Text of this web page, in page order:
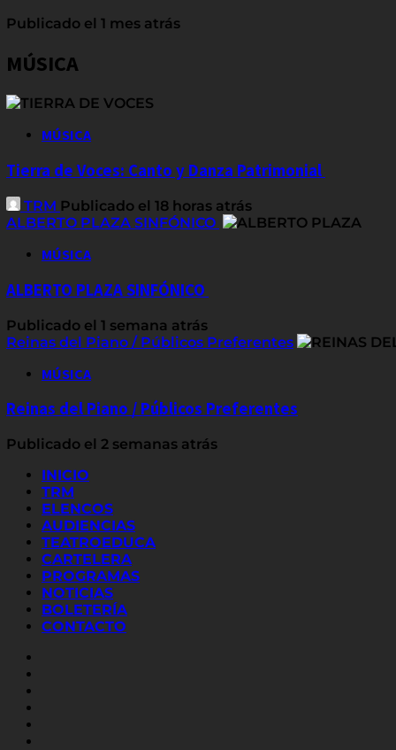
Publicado el 1 mes atrás
MÚSICA
MÚSICA
Tierra de Voces: Canto y Danza Patrimonial
TRM Publicado el 18 horas atrás
ALBERTO PLAZA SINFÓNICO
MÚSICA
ALBERTO PLAZA SINFÓNICO
Publicado el 1 semana atrás
Reinas del Piano / Públicos Preferentes
MÚSICA
Reinas del Piano / Públicos Preferentes
Publicado el 2 semanas atrás
INICIO
TRM
ELENCOS
AUDIENCIAS
TEATROEDUCA
CARTELERA
PROGRAMAS
NOTICIAS
BOLETERÍA
CONTACTO